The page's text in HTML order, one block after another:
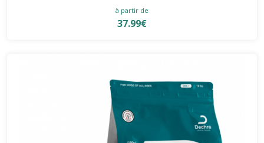
à partir de
37.99€